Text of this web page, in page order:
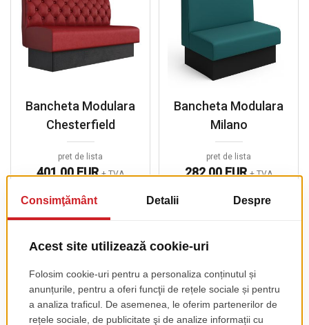
Bancheta Modulara
Chesterfield
pret de lista
401.00 EUR+ TVA
Bancheta Modulara
Milano
pret de lista
282.00 EUR+ TVA